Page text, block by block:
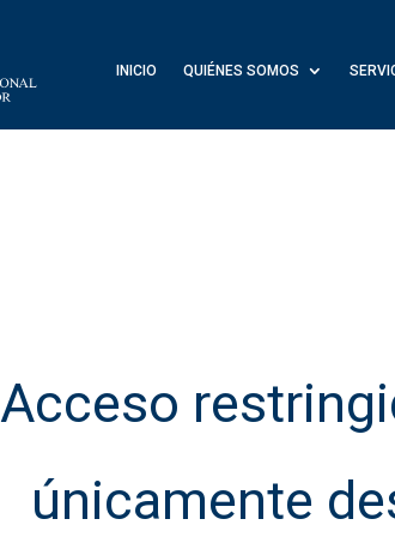
INICIO QUIÉNES SOMOS
INICIO QUIÉNES SOMOS
Acceso
únicamente